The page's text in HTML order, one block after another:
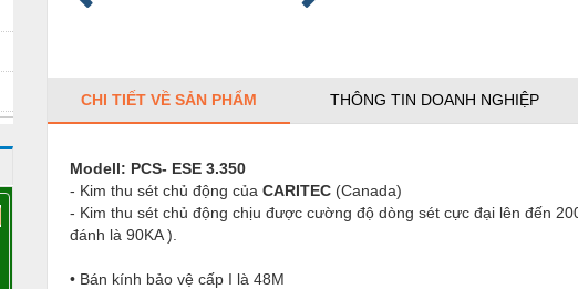
CHI TIẾT VỀ SẢN PHẨM THÔNG TIN DOANH NGHIỆP
Modell: PCS- ESE 3.350
- Kim thu sét chủ động của CARITEC (Canada)
- Kim thu sét chủ động chịu được cường độ dòng sét cực đại lên đến
đánh là 90KA ).
• Bán kính bảo vệ cấp I là 48M